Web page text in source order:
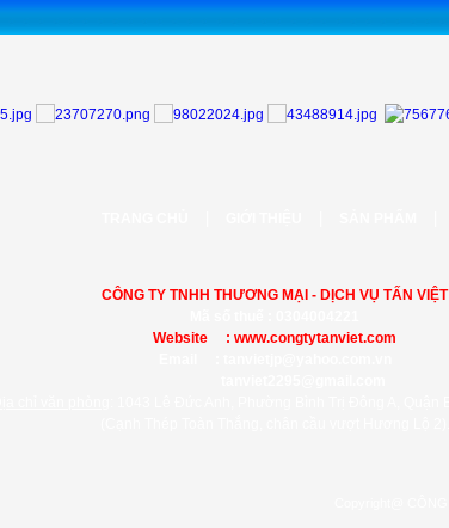
CÔNG TY TNHH THƯƠNG MẠI - DỊCH VỤ TẤN VIỆT
Website : www.congtytanviet.com